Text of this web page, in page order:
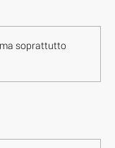
soprattutto